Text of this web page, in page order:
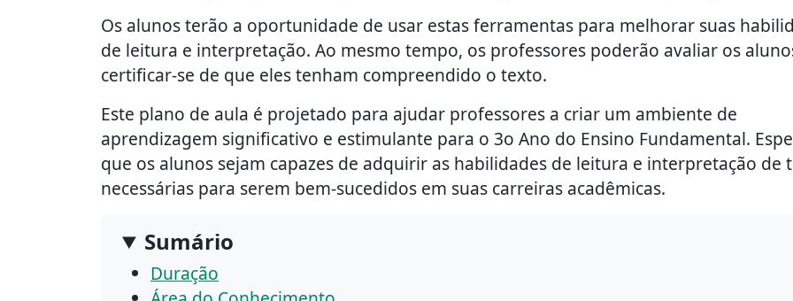
Os alunos terão a oportunidade de usar estas ferramentas para melhorar suas
de leitura e interpretação. Ao mesmo tempo, os professores poderão avaliar os
certificar-se de que eles tenham compreendido o texto.
Este plano de aula é projetado para ajudar professores a criar um ambiente de
aprendizagem significativo e estimulante para o 3o Ano do Ensino Fundamental.
que os alunos sejam capazes de adquirir as habilidades de leitura e interpretação de
necessárias para serem bem-sucedidos em suas carreiras acadêmicas.
Sumário
Duração